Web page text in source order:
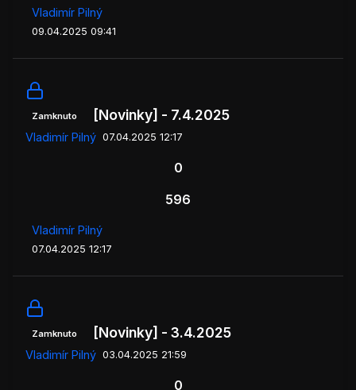
Vladimír Pilný
09.04.2025 09:41
Zamknuto [Novinky] - 7.4.2025
Vladimír Pilný 07.04.2025 12:17
0
596
Vladimír Pilný
07.04.2025 12:17
Zamknuto [Novinky] - 3.4.2025
Vladimír Pilný 03.04.2025 21:59
0